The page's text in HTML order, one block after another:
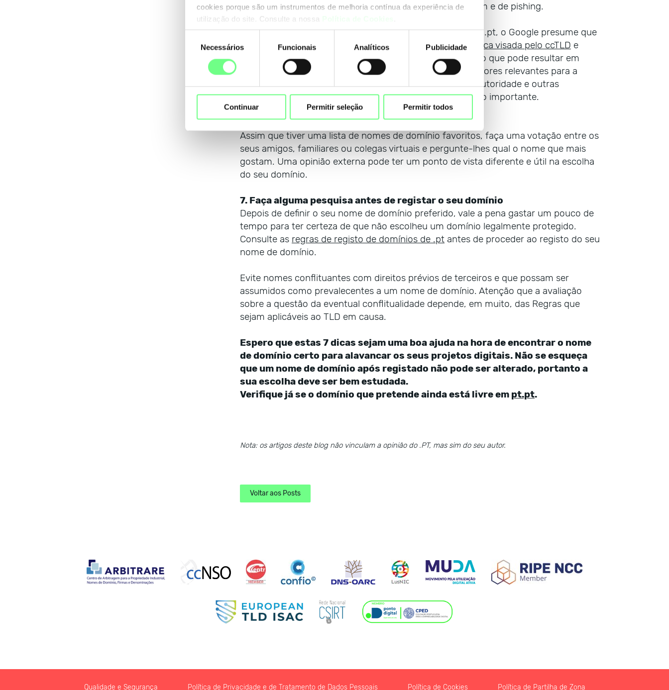
cookies porque são um instrumentos de melhoria contínua da experiência de
utilização do site. Consulte a nossa
consentimento
Necessários Funcionais Analíticos Publicidade
Continuar Permitir seleção Permitir todos
menos profissionais e têm sido associados a sites de spam e de pishing.
E não se esqueça, um site quando usa umccTLDcomo o .pt, o Google presume que
esse site é especificamenterelevante para a área geográfica visada pelo ccTLD e
deve aparecer nos motores de pesquisa desse território, o que pode resultar em
mais tráfego para o seu site. Claro que existem outros fatores relevantes para a
classificação do Google, como a qualidade, usabilidade, autoridade e outras
otimizações, mas a extensão de domínio é um fator muito importante.
6. Peça opiniões externas
Assim que tiver uma lista de nomes de domínio favoritos, faça uma votação entre os
seus amigos, familiares ou colegas virtuais e pergunte-lhes qual o nome que mais
gostam. Uma opinião externa pode ter um ponto de vista diferente e útil na escolha
do seu domínio.
7. Faça alguma pesquisa antes de registar o seu domínio
Depois de definir o seu nome de domínio preferido, vale a pena gastar um pouco de
tempo para ter certeza de que não escolheu um domínio legalmente protegido.
Consulte as regras de registo de domínios de .pt antes de proceder ao registo do seu
nome de domínio.
Evite nomes conflituantes com direitos prévios de terceiros e que possam ser
assumidos como prevalecentes a um nome de domínio. Atenção que a avaliação
sobre a questão da eventual conflitualidade depende, em muito, das Regras que
sejam aplicáveis ao TLD em causa.
Espero que estas 7 dicas sejam uma boa ajuda na hora de encontrar o nome
de domínio certo para alavancar os seus projetos digitais. Não se esqueça
que um nome de domínio após registado não pode ser alterado, portanto a
sua escolha deve ser bem estudada.
Verifique já se o domínio que pretende ainda está livre em pt.pt.
Nota: os artigos deste blog não vinculam a opinião do .PT, mas sim do seu autor.
Voltar aos Posts
Qualidade e Segurança Política de Privacidade e de Tratamento de Dados Pessoais Política de Cookies Política de Partilha de Zona